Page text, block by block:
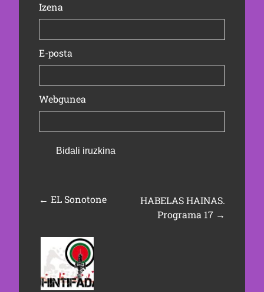
Izena
E-posta
Webgunea
← EL Sonotone
HABELAS HAINAS.
Programa 17 →